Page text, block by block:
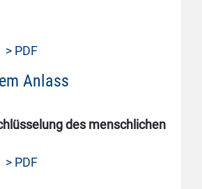
> PDF
Anlass
des menschlichen
> PDF